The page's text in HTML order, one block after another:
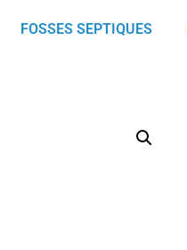
FOSSES SEPTIQUES